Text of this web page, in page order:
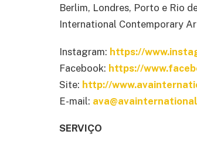
Berlim, Londres, Porto e Rio
International Contemporary
Instagram: https://
Facebook: https://
Site: http://
E-mail:
SERVIÇO